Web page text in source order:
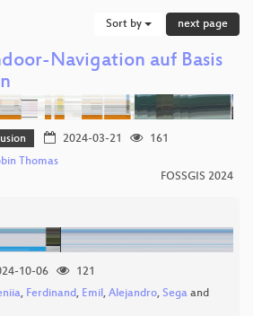
Sort by next page
Navigation auf Basis
2024-03-21
161
Thomas
FOSSGIS 2024
10-06
121
, Ferdinand, Emil, Alejandro, Sega and